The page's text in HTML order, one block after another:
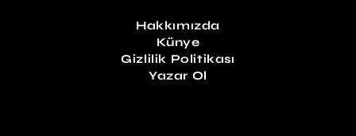
Hakkımızda
Künye
Gizlilik Politikası
Yazar Ol